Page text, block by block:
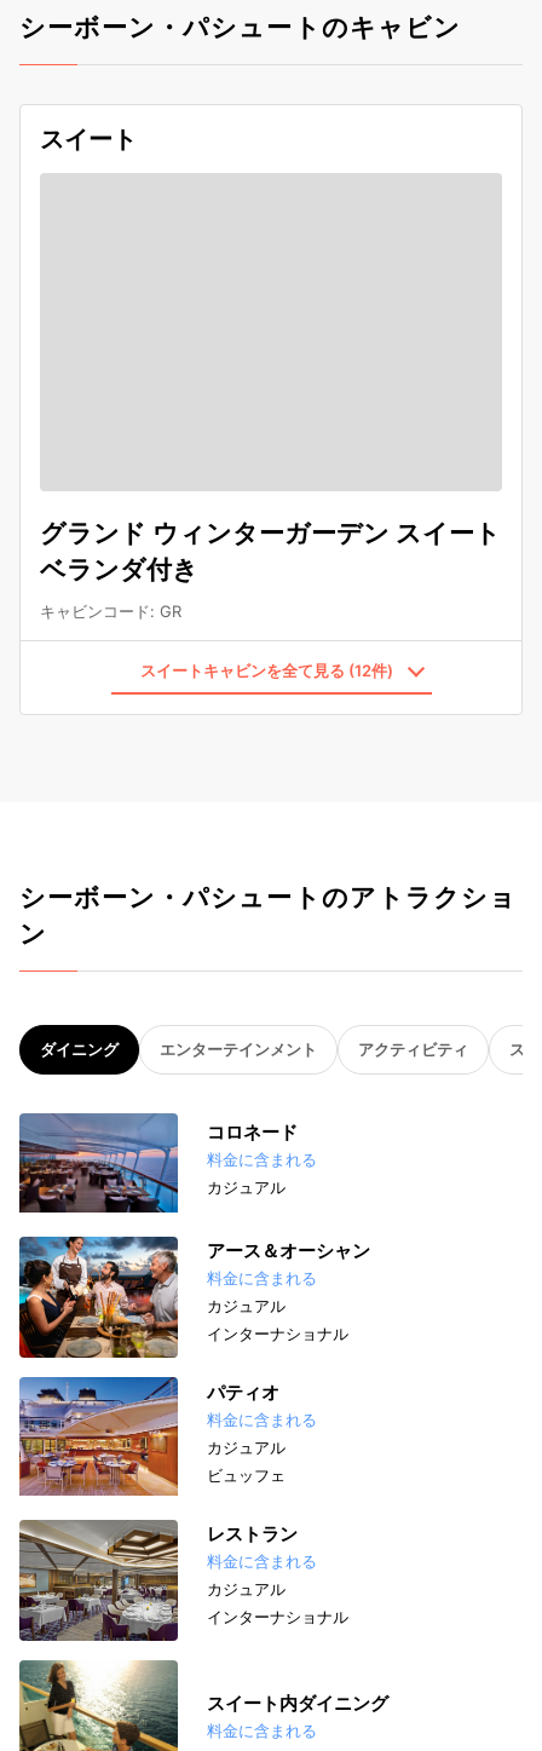
シーボーン・パシュートのキャビン
スイート
グランド ウィンターガーデン スイート
ベランダ付き
キャビンコード: GR
スイートキャビンを全て見る (12件)
シーボーン・パシュートのアトラクショ
ン
ダイニング エンターテインメント アクティビティ ス
コロネード
料金に含まれる
カジュアル
アース＆オーシャン
料金に含まれる
カジュアル
インターナショナル
パティオ
料金に含まれる
カジュアル
ビュッフェ
レストラン
料金に含まれる
カジュアル
インターナショナル
スイート内ダイニング
料金に含まれる